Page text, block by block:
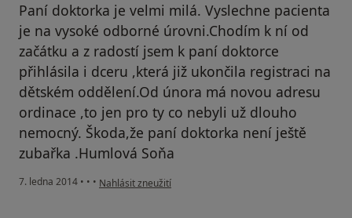
Paní doktorka je velmi milá. Vyslechne pacienta
je na vysoké odborné úrovni.Chodím k ní od
začátku a z radostí jsem k paní doktorce
přihlásila i dceru ,která již ukončila registraci na
dětském oddělení.Od února má novou adresu
ordinace ,to jen pro ty co nebyli už dlouho
nemocný. Škoda,že paní doktorka není ještě
zubařka .Humlová Soňa
7. ledna 2014 • • • podle názoru uživatele Humlová
Nahlásit zneužití